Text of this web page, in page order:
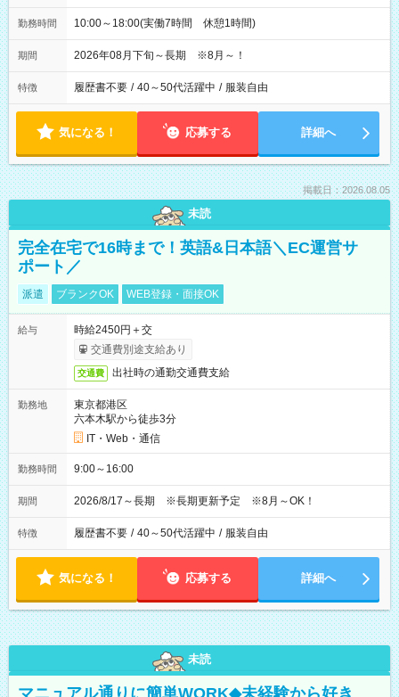
勤務時間 10:00～18:00(実働7時間 休憩1時間)
期間 2026年08月下旬～長期 ※8月～！
特徴 履歴書不要 / 40～50代活躍中 / 服装自由
気になる！ 応募する 詳細へ
掲載日：2026.08.05
未読
完全在宅で16時まで！英語&日本語＼EC運営サ
ポート／
派遣 ブランクOK WEB登録・面接OK
給与
時給2450円＋交
交通費別途支給あり
交通費 出社時の通勤交通費支給
勤務地
東京都港区
六本木駅から徒歩3分
IT・Web・通信
勤務時間 9:00～16:00
期間 2026/8/17～長期 ※長期更新予定 ※8月～OK！
特徴 履歴書不要 / 40～50代活躍中 / 服装自由
気になる！ 応募する 詳細へ
未読
マニュアル通りに簡単WORK◆未経験から好き